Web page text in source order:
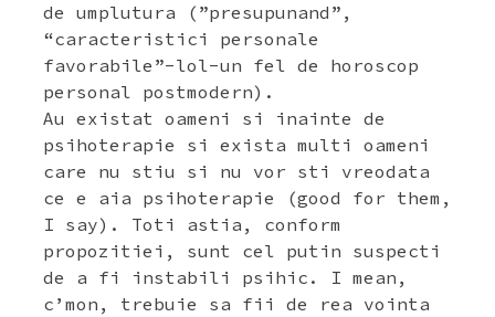
de umplutura (”presupunand”,
“caracteristici personale
favorabile”-lol-un fel de horoscop
personal postmodern).
Au existat oameni si inainte de
psihoterapie si exista multi oameni
care nu stiu si nu vor sti vreodata
ce e aia psihoterapie (good for them,
I say). Toti astia, conform
propozitiei, sunt cel putin suspecti
de a fi instabili psihic. I mean,
c’mon, trebuie sa fii de rea vointa